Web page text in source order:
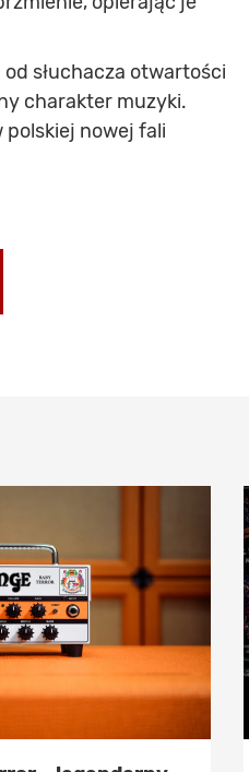
słuchacza otwartości
charakter muzyki.
polskiej nowej fali